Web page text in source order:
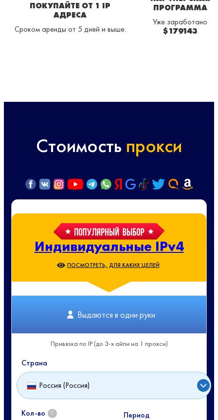
ПОКУПАЙТЕ ОТ 1 IP
АДРЕСА
Сроком аренды от 5 дней и выше.
ПРОГРАММА
Уже заработано
$179143
Стоимость прокси
Индивидуальные IPv4
ПОСМОТРЕТЬ, ДЛЯ КАКИХ ЦЕЛЕЙ
Выдаются в одни руки
Привязка по IP (до 3-х айпи на 1 прокси)
Страна
Россия (Россия)
Кол-во ? Период